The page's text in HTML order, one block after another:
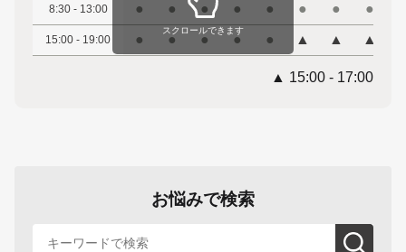
8:30 - 13:00 ● ● ● ● ● ● ● ●
15:00 - 19:00 ● ● ● ● ● ▲ ▲ ▲
スクロールできます
▲ 15:00 - 17:00
お悩みで検索